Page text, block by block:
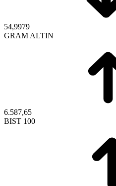
54,9979
GRAM ALTIN
6.587,65
BIST 100